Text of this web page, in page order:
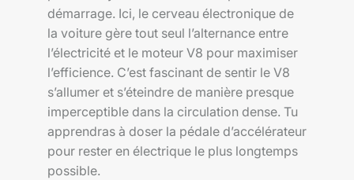
démarrage. Ici, le cerveau électronique de
la voiture gère tout seul l’alternance entre
l’électricité et le moteur V8 pour maximiser
l’efficience. C’est fascinant de sentir le V8
s’allumer et s’éteindre de manière presque
imperceptible dans la circulation dense. Tu
apprendras à doser la pédale d’accélérateur
pour rester en électrique le plus longtemps
possible.